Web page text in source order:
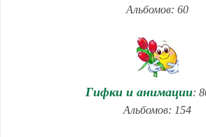
Альбомов: 60
Гифки и анимации:
Альбомов: 154